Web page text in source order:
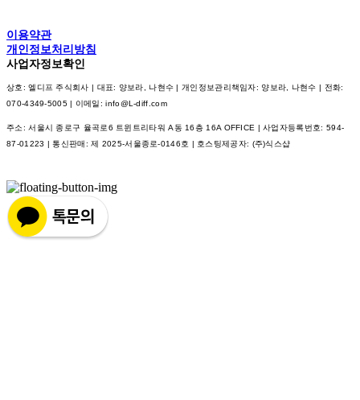
이용약관
개인정보처리방침
사업자정보확인
상호: 엘디프 주식회사 | 대표: 양보라, 나현수 | 개인정보관리책임자: 양보라, 나현수 | 전화:
070-4349-5005 | 이메일: info@L-diff.com
주소: 서울시 종로구 율곡로6 트윈트리타워 A동 16층 16A OFFICE | 사업자등록번호: 594-
87-01223 | 통신판매:제 2025-서울종로-0146호 | 호스팅제공자: (주)식스샵